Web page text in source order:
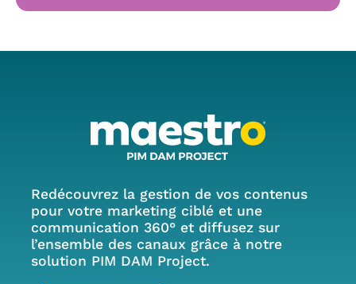
Redécouvrez la gestion de vos contenus
pour votre marketing ciblé et une
communication 360° et diffusez sur
l’ensemble des canaux grâce à notre
solution PIM DAM Project.